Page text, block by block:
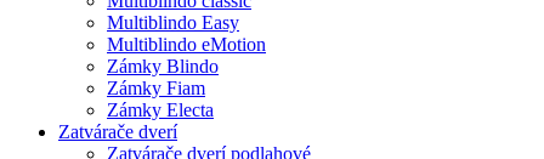
Multiblindo Easy
Multiblindo eMotion
Zámky Blindo
Zámky Fiam
Zámky Electa
Zatvárače dverí
Zatvárače dverí podlahové